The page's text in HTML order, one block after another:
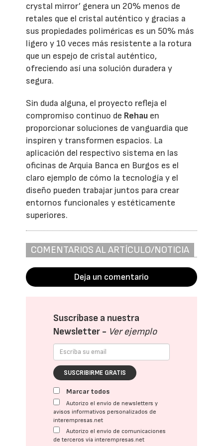
crystal mirror’ genera un 20% menos de
retales que el cristal auténtico y gracias a
sus propiedades poliméricas es un 50% más
ligero y 10 veces más resistente a la rotura
que un espejo de cristal auténtico,
ofreciendo así una solución duradera y
segura.
Sin duda alguna, el proyecto refleja el
compromiso continuo de Rehau en
proporcionar soluciones de vanguardia que
inspiren y transformen espacios. La
aplicación del respectivo sistema en las
oficinas de Arquia Banca en Burgos es el
claro ejemplo de cómo la tecnología y el
diseño pueden trabajar juntos para crear
entornos funcionales y estéticamente
superiores.
COMENTARIOS AL ARTÍCULO/NOTICIA
Deja un comentario
Suscríbase a nuestra
Newsletter - Ver ejemplo
SUSCRIBIRME GRATIS
Marcar todos
Autorizo el envío de newsletters y
avisos informativos personalizados de
interempresas.net
Autorizo el envío de comunicaciones
de terceros vía interempresas.net